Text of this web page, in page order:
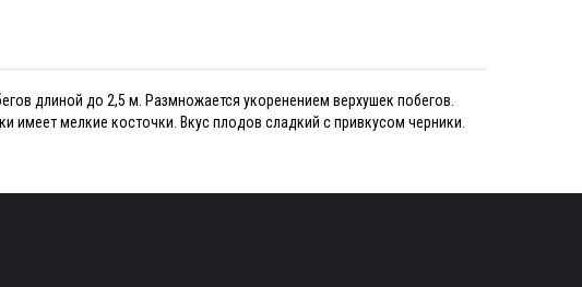
длиной до 2,5 м. Размножается укоренением верхушек побегов.
имеет мелкие косточки. Вкус плодов сладкий с привкусом черники.